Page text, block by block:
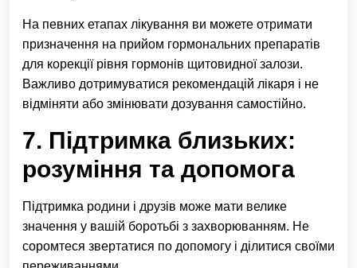
На певних етапах лікування ви можете отримати
призначення на прийом гормональних препаратів
для корекції рівня гормонів щитовидної залози.
Важливо дотримуватися рекомендацій лікаря і не
відміняти або змінювати дозування самостійно.
7. Підтримка близьких:
розуміння та допомога
Підтримка родини і друзів може мати велике
значення у вашій боротьбі з захворюванням. Не
соромтеся звертатися по допомогу і ділитися своїми